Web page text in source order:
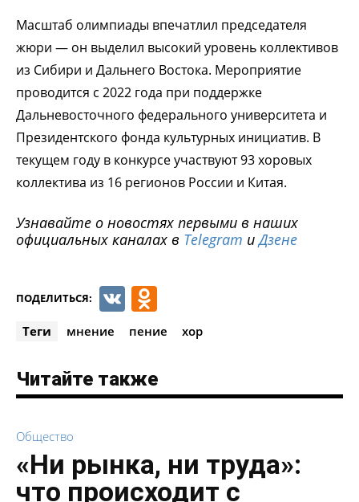
Масштаб олимпиады впечатлил председателя
жюри — он выделил высокий уровень коллективов
из Сибири и Дальнего Востока. Мероприятие
проводится с 2022 года при поддержке
Дальневосточного федерального университета и
Президентского фонда культурных инициатив. В
текущем году в конкурсе участвуют 93 хоровых
коллектива из 16 регионов России и Китая.
Узнавайте о новостях первыми в наших
официальных каналах в Telegram иДзене
ПОДЕЛИТЬСЯ: VK
Теги мнение пение хор
Читайте также
Общество
«Ни рынка, ни труда»:
что происходит с